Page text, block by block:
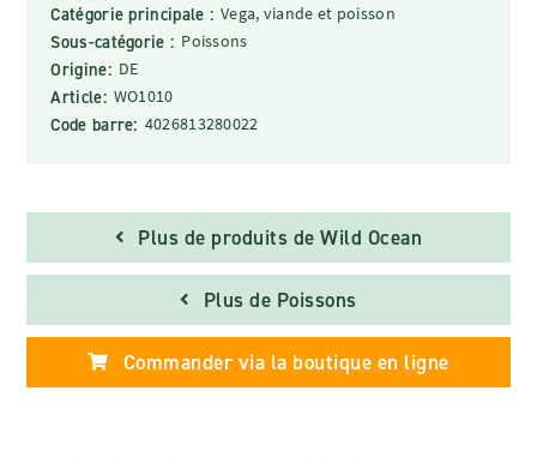
Catégorie principale : Vega, viande et poisson
Sous-catégorie : Poissons
Origine: DE
Article: WO1010
Code barre: 4026813280022
Plus de produits de Wild Ocean
Plus de Poissons
Commander via la boutique en ligne